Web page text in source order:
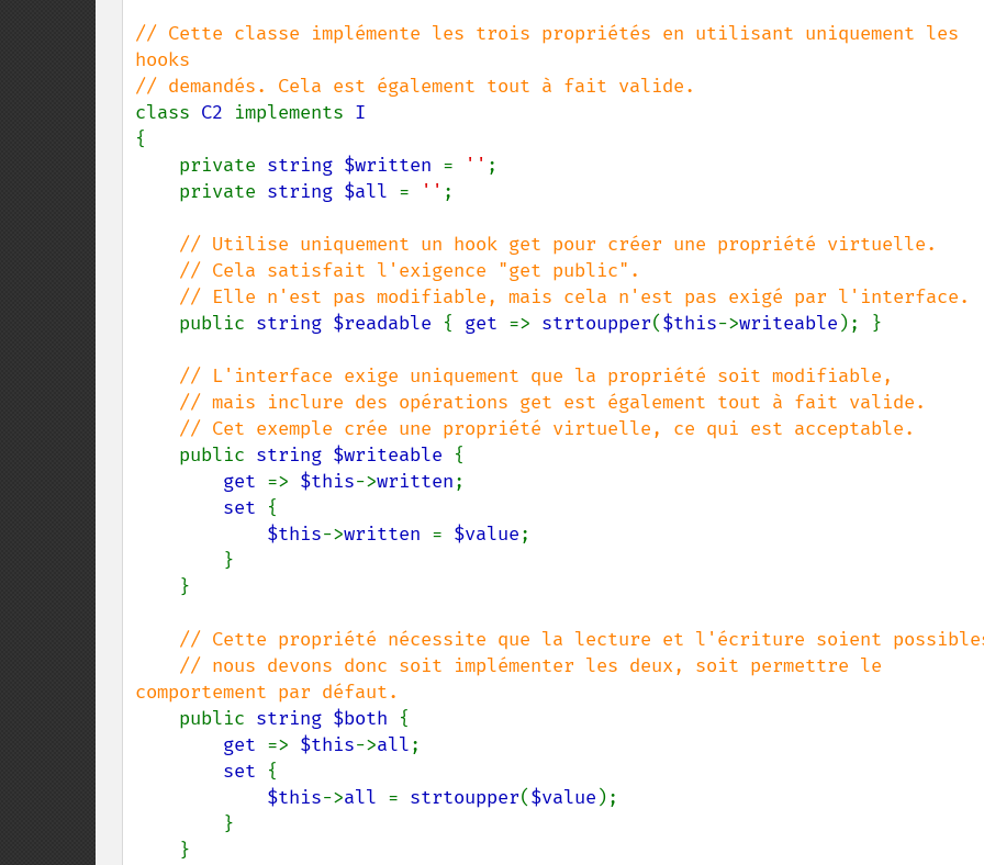
// Cette classe implémente les trois propriétés en utilisant uniquement les
hooks
class C2 implements
{
    private
string $written = '' ;
    private
string $all = '' ;
// Utilise uniquement un hook get pour créer une propriété virtuelle.
public string $readable { get => strtoupper($this->writeable ); }
// L'interface exige uniquement que la propriété soit modifiable,
public string $writeable {
get => $this->written;
set {
$this->written = $value;
// Cette propriété nécessite que la lecture et l'écriture soient
comportement par défaut.
public string $both {
get => $this->all;
set {
$this->all = strtoupper($value );